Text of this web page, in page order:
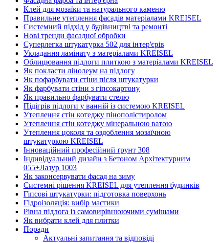
Клей для мозаїки та натурального каменю
Правильне утеплення фасадів матеріалами KREISEL
Системний підхід у будівництві та ремонті
Нові тренди фасадної обробки
Суперлегка штукатурка 502 для інтер'єрів
Укладання ламінату з матеріалами KREISEL
Облицювання підлоги плиткою з матеріалами KREISEL
Як покласти лінолеум на підлогу
Як пофарбувати стіни після штукатурки
Як фарбувати стіни з гіпсокартону
Як правильно фарбувати стелю
Підігрів підлоги у ванній із системою KREISEL
Утеплення стін котеджу пінополістиролом
Утеплення стін котеджу мінеральною ватою
Утеплення цоколя та оздоблення мозаїчною
штукатуркою KREISEL
Інноваційний професійний ґрунт 308
Індивідуальний дизайн з Бетоном Архітектурним
055+Лазур 1003
Як законсервувати фасад на зиму
Системні рішення KREISEL для утеплення будинків
Гіпсові штукатурки: підготовка поверхонь
Гідроізоляція: вибір мастики
Рівна підлога із самовирівнюючими сумішами
Як вибрати клей для плитки
Поради
Актуальні запитання та відповіді